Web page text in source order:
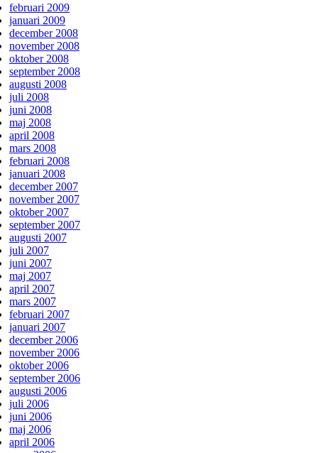
februari 2009
januari 2009
december 2008
november 2008
oktober 2008
september 2008
augusti 2008
juli 2008
juni 2008
maj 2008
april 2008
mars 2008
februari 2008
januari 2008
december 2007
november 2007
oktober 2007
september 2007
augusti 2007
juli 2007
juni 2007
maj 2007
april 2007
mars 2007
februari 2007
januari 2007
december 2006
november 2006
oktober 2006
september 2006
augusti 2006
juli 2006
juni 2006
maj 2006
april 2006